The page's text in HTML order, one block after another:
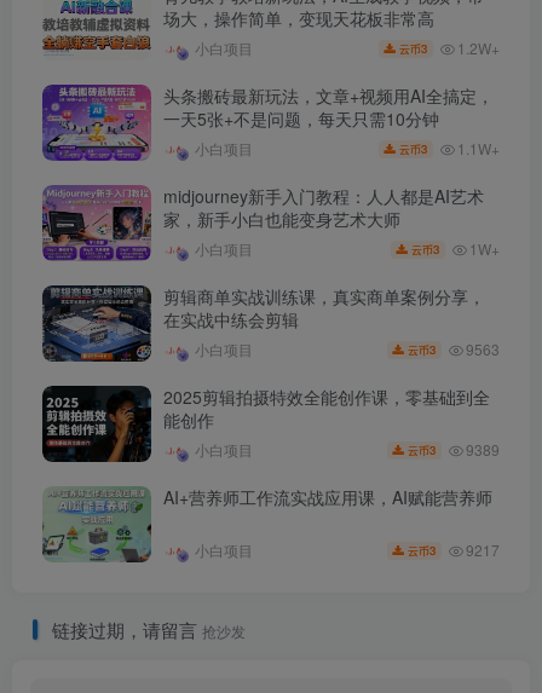
场大，操作简单，变现天花板非常高
小白项目 云币3 1.2W+
头条搬砖最新玩法，文章+视频用AI全搞定，
一天5张+不是问题，每天只需10分钟
小白项目 云币3 1.1W+
midjourney新手入门教程：人人都是AI艺术
家，新手小白也能变身艺术大师
小白项目 云币3 1W+
剪辑商单实战训练课，真实商单案例分享，
在实战中练会剪辑
小白项目 云币3 9563
2025剪辑拍摄特效全能创作课，零基础到全
能创作
小白项目 云币3 9389
AI+营养师工作流实战应用课，AI赋能营养师
小白项目 云币3 9217
链接过期，请留言 抢沙发